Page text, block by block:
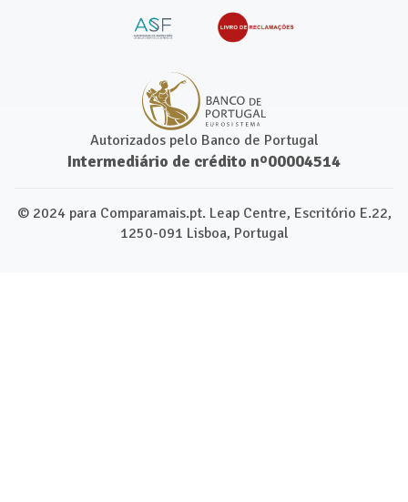
Autorizados pelo Banco de Portugal
Intermediário de crédito nº00004514
© 2024 para Comparamais.pt. Leap Centre, Escritório E.22,
1250-091 Lisboa, Portugal